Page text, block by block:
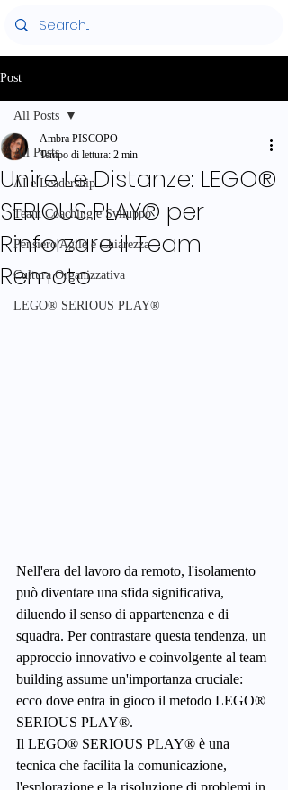
Post
All Posts
AI e Leadership
Team Coaching e Sviluppo
Pensiero Agile e Chiarezza
Cultura Organizzativa
LEGO® SERIOUS PLAY®
All Posts
Unire Le Distanze: LEGO®
SERIOUS PLAY® per
Rinforzare il Team
Remoto
Ambra PISCOPO
Tempo di lettura: 2 min
Nell'era del lavoro da remoto, l'isolamento
può diventare una sfida significativa,
diluendo il senso di appartenenza e di
squadra. Per contrastare questa tendenza, un
approccio innovativo e coinvolgente al team
building assume un'importanza cruciale:
ecco dove entra in gioco il metodo LEGO®
SERIOUS PLAY®.
Il LEGO® SERIOUS PLAY® è una
tecnica che facilita la comunicazione,
l'esplorazione e la risoluzione di problemi in